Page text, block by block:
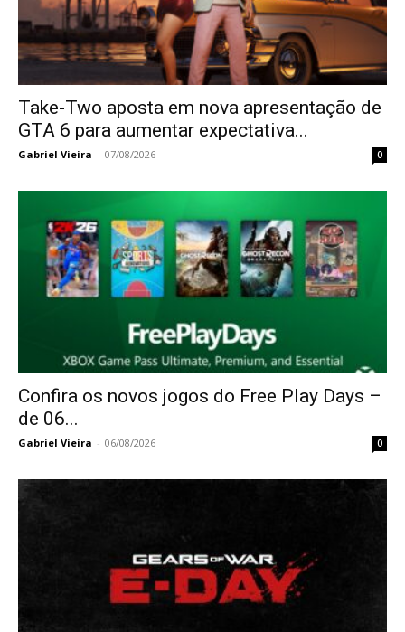
Take-Two aposta em nova apresentação de
GTA 6 para aumentar expectativa...
Gabriel Vieira - 07/08/2026 0
Confira os novos jogos do Free Play Days –
de 06...
Gabriel Vieira - 06/08/2026 0